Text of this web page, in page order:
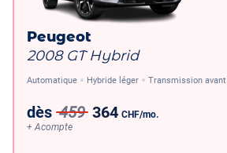
Peugeot
2008 GT Hybrid
Automatique Hybride léger Transmission avant
dès 459 364 CHF/mo.
+ Acompte